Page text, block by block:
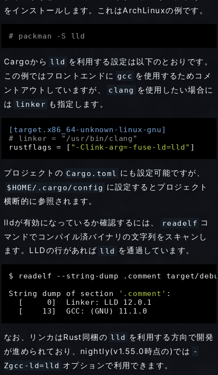
をインストールします。これはArchLinuxの例です。
# packman -S lld
Cargoから lld
を利用する設定は以下のとおりです。
この例ではフロントエンドに
gcc を使用するためコメ
ントアウトしていますが、
clang
を使用したい場合に
は linker も指定します。
[target.x86_64-unknown-linux-gnu]
# linker = "/usr/bin/clang"
rustflags = [ "-Clink-arg=-fuse-ld=lld"
プロジェクトの Cargo.toml にも設定可能ですが、
$HOME/.cargo/config に設定するとプロジェクト
横断的に参照されます。
lldが有効になっているか確認するには、 readelf コ
マンドでコンパイル済バイナリの文字列をスキャンし
ます。LLDの行があれば lld を通過しています。
$ readelf --string-dump .comment target/
String dump of section
'.comment' :
  [     0]  Linker: LLD 12.0.1
なお、リンカはRust同梱の lld
を利用する方向で開発
が進められており、nightly(v1.55.0時点の)では -
Zgcc-ld=lld オプションで利用できます。